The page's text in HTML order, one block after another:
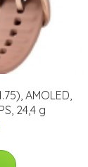
AMOLED,
24,4 g